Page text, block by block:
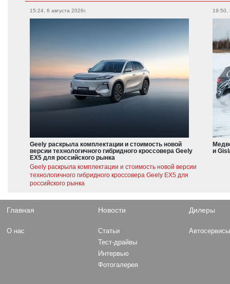
15:24, 6 августа 2026г.
Geely раскрыла комплектации и стоимость новой
версии технологичного гибридного кроссовера Geely
EX5 для российского рынка
Geely раскрыла комплектации и стоимость новой версии
технологичного гибридного кроссовера Geely EX5 для
российского рынка
19:50,
и
Главная
О нас
Новости
Статьи
Тест-драйвы
Интервью
Фотогалерея
Дилеры
Автосервисы